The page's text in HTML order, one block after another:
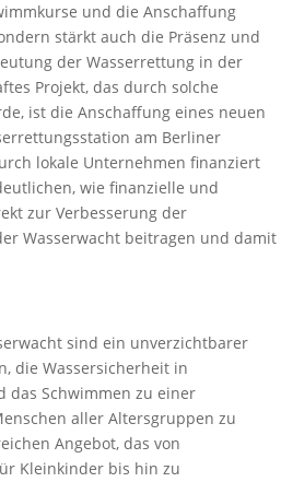
und die Anschaffung
stärkt auch die Präsenz und
der Wasserrettung in der
Projekt, das durch solche
ist die Anschaffung eines neuen
am Berliner
lokale Unternehmen finanziert
wie finanzielle und
zur Verbesserung der
Wasserwacht beitragen und damit
sind ein unverzichtbarer
die Wassersicherheit in
das Schwimmen zu einer
aller Altersgruppen zu
Angebot, das von
Kleinkinder bis hin zu